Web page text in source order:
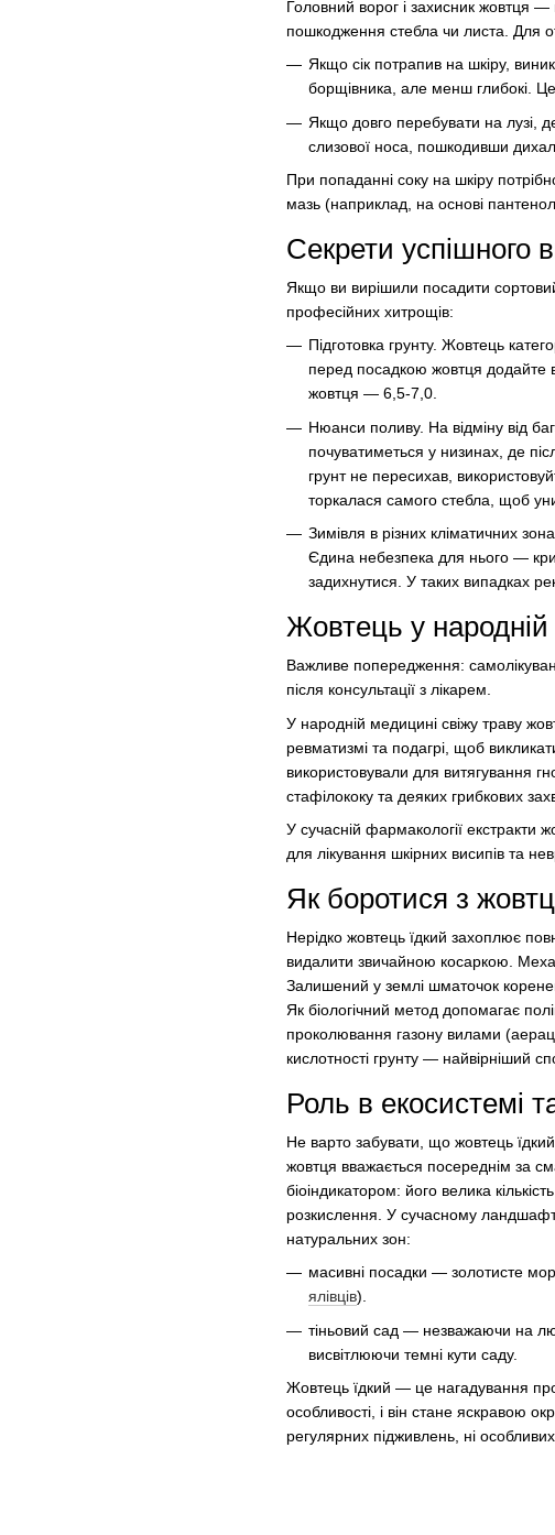
Головний ворог і захисник жовтця
пошкодження стебла чи листа. Для
Якщо сік потрапив на шкіру,
борщівника, але менш глибокі.
Якщо довго перебувати на лузі,
слизової носа, пошкодивши
При попаданні соку на шкіру
мазь (наприклад, на основі
Секрети успішного
Якщо ви вирішили посадити
професійних хитрощів:
Підготовка грунту. Жовтець
перед посадкою жовтця додайте
жовтця — 6,5-7,0.
Нюанси поливу. На відміну від
почуватиметься у низинах, де
грунт не пересихав,
торкалася самого стебла, щоб
Зимівля в різних кліматичних
Єдина небезпека для нього —
задихнутися. У таких випадках
Жовтець у
Важливе попередження:
після консультації з лікарем.
У народній медицині свіжу траву
ревматизмі та подагрі, щоб
використовували для витягування
стафілококу та деяких грибкових
У сучасній фармакології екстракти
для лікування шкірних висипів та
Як боротися з
Нерідко жовтець їдкий захоплює
видалити звичайною косаркою.
Залишений у землі шматочок
Як біологічний метод допомагає
проколювання газону вилами
кислотності грунту — найвірніший
Роль в екосистемі
Не варто забувати, що жовтець
жовтця вважається посереднім за
біоіндикатором: його велика
розкислення. У сучасному
натуральних зон:
масивні посадки — золотисте
ялівців).
тіньовий сад — незважаючи на
висвітлюючи темні кути саду.
Жовтець їдкий — це нагадування
особливості, і він стане яскравою
регулярних підживлень, ні